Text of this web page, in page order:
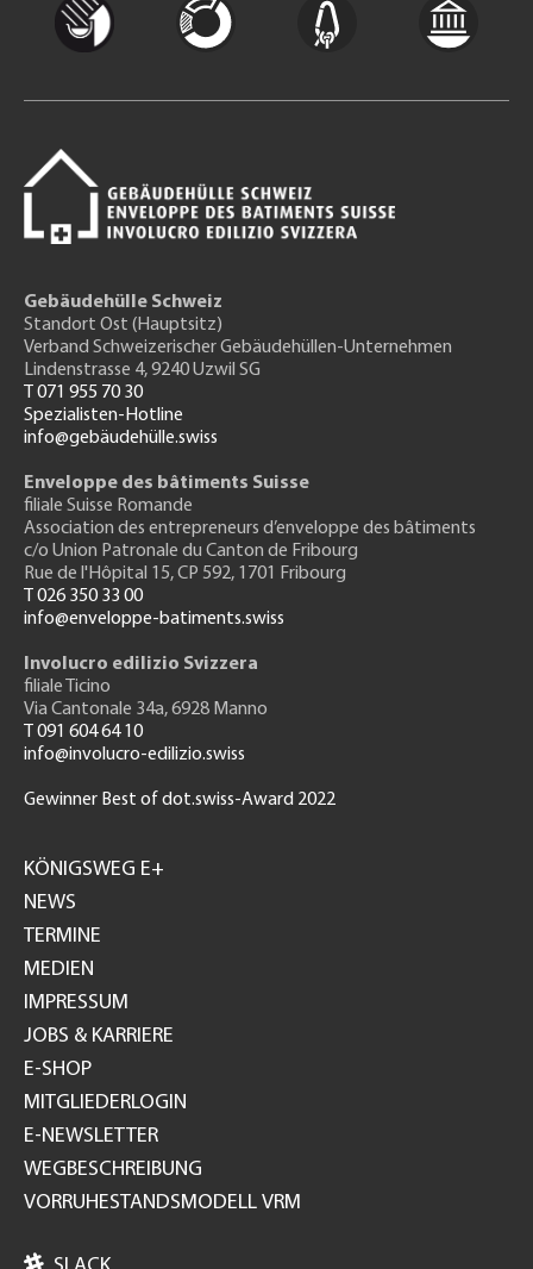
Gebäudehülle Schweiz
Standort Ost (Hauptsitz)
Verband Schweizerischer Gebäudehüllen-Unternehmen
Lindenstrasse 4, 9240 Uzwil SG
T 071 955 70 30
Spezialisten-Hotline
info@gebäudehülle.swiss
Enveloppe des bâtiments Suisse
filiale Suisse Romande
Association des entrepreneurs d’enveloppe des bâtiments
c/o Union Patronale du Canton de Fribourg
Rue de l'Hôpital 15, CP 592, 1701 Fribourg
T 026 350 33 00
info@enveloppe-batiments.swiss
Involucro edilizio Svizzera
filiale Ticino
Via Cantonale 34a, 6928 Manno
T 091 604 64 10
info@involucro-edilizio.swiss
Gewinner Best of dot.swiss-Award 2022
GH
KÖNIGSWEG E+
NEWS
TERMINE
MEDIEN
IMPRESSUM
JOBS & KARRIERE
E-SHOP
MITGLIEDERLOGIN
E-NEWSLETTER
WEGBESCHREIBUNG
VORRUHESTANDSMODELL VRM
